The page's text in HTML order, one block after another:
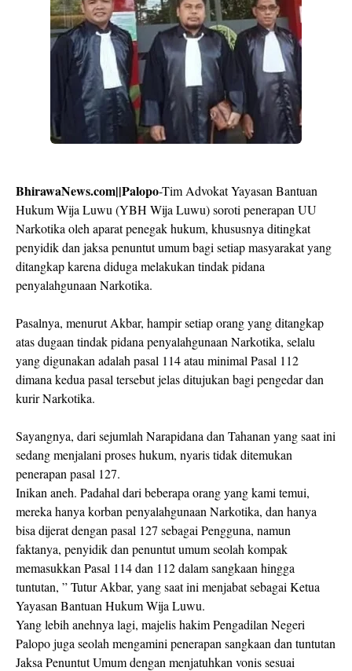
BhirawaNews.com||Palopo-Tim Advokat Yayasan Bantuan
Hukum Wija Luwu (YBH Wija Luwu) soroti penerapan UU
Narkotika oleh aparat penegak hukum, khususnya ditingkat
penyidik dan jaksa penuntut umum bagi setiap masyarakat yang
ditangkap karena diduga melakukan tindak pidana
penyalahgunaan Narkotika.
Pasalnya, menurut Akbar, hampir setiap orang yang ditangkap
atas dugaan tindak pidana penyalahgunaan Narkotika, selalu
yang digunakan adalah pasal 114 atau minimal Pasal 112
dimana kedua pasal tersebut jelas ditujukan bagi pengedar dan
kurir Narkotika.
Sayangnya, dari sejumlah Narapidana dan Tahanan yang saat ini
sedang menjalani proses hukum, nyaris tidak ditemukan
penerapan pasal 127.
Inikan aneh. Padahal dari beberapa orang yang kami temui,
mereka hanya korban penyalahgunaan Narkotika, dan hanya
bisa dijerat dengan pasal 127 sebagai Pengguna, namun
faktanya, penyidik dan penuntut umum seolah kompak
memasukkan Pasal 114 dan 112 dalam sangkaan hingga
tuntutan, ” Tutur Akbar, yang saat ini menjabat sebagai Ketua
Yayasan Bantuan Hukum Wija Luwu.
Yang lebih anehnya lagi, majelis hakim Pengadilan Negeri
Palopo juga seolah mengamini penerapan sangkaan dan tuntutan
Jaksa Penuntut Umum dengan menjatuhkan vonis sesuai